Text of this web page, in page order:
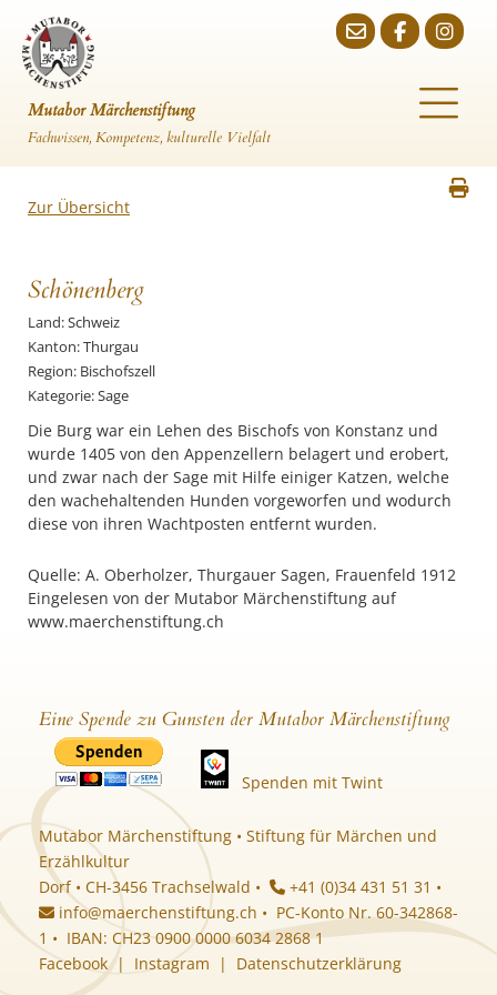
Mutabor Märchenstiftung
Fachwissen, Kompetenz, kulturelle Vielfalt
Zur Übersicht
Schönenberg
Land: Schweiz
Kanton: Thurgau
Region: Bischofszell
Kategorie: Sage
Die Burg war ein Lehen des Bischofs von Konstanz und
wurde 1405 von den Appenzellern belagert und erobert,
und zwar nach der Sage mit Hilfe einiger Katzen, welche
den wachehaltenden Hunden vorgeworfen und wodurch
diese von ihren Wachtposten entfernt wurden.
Quelle: A. Oberholzer, Thurgauer Sagen, Frauenfeld 1912
Eingelesen von der Mutabor Märchenstiftung auf
www.maerchenstiftung.ch
Eine Spende zu Gunsten der Mutabor Märchenstiftung
Spenden mit Twint
Mutabor Märchenstiftung • Stiftung für Märchen und
Erzählkultur
Dorf • CH-3456 Trachselwald •
+41 (0)34 431 51 31 •
info@maerchenstiftung.ch • PC-Konto Nr. 60-342868-
1 • IBAN: CH23 0900 0000 6034 2868 1
Facebook| Instagram | Datenschutzerklärung